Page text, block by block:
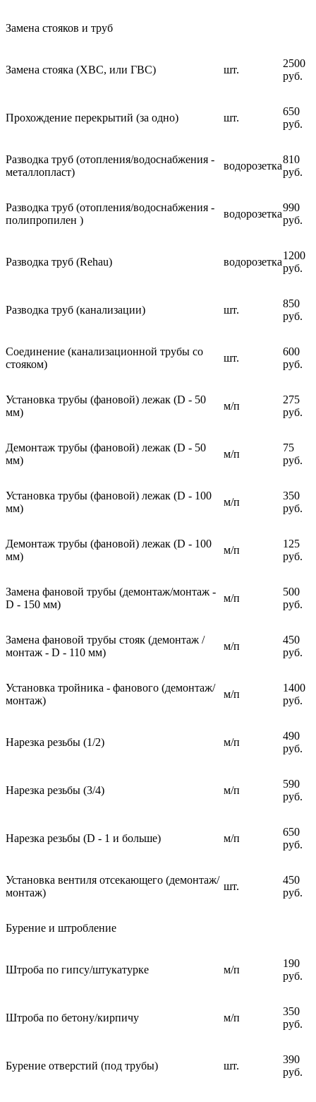
Замена стояков и труб
Замена стояка (ХВС, или ГВС) шт.
2500
руб.
Прохождение перекрытий (за одно) шт.
650
руб.
Разводка труб (отопления/водоснабжения -
металлопласт)
водорозетка
810
руб.
Разводка труб (отопления/водоснабжения -
полипропилен )
водорозетка
990
руб.
Разводка труб (Rehau) водорозетка
1200
руб.
Разводка труб (канализации) шт.
850
руб.
Соединение (канализационной трубы со
стояком)
шт.
600
руб.
Установка трубы (фановой) лежак (D - 50
мм)
м/п
275
руб.
Демонтаж трубы (фановой) лежак (D - 50
мм)
м/п
75
руб.
Установка трубы (фановой) лежак (D - 100
мм)
м/п
350
руб.
Демонтаж трубы (фановой) лежак (D - 100
мм)
м/п
125
руб.
Замена фановой трубы (демонтаж/монтаж -
D - 150 мм)
м/п
500
руб.
Замена фановой трубы стояк (демонтаж /
монтаж - D - 110 мм)
м/п
450
руб.
Установка тройника - фанового (демонтаж/
монтаж)
м/п
1400
руб.
Нарезка резьбы (1/2) м/п
490
руб.
Нарезка резьбы (3/4) м/п
590
руб.
Нарезка резьбы (D - 1 и больше) м/п
650
руб.
Установка вентиля отсекающего (демонтаж/
монтаж)
шт.
450
руб.
Бурение и штробление
Штроба по гипсу/штукатурке м/п
190
руб.
Штроба по бетону/кирпичу м/п
350
руб.
Бурение отверстий (под трубы) шт.
390
руб.